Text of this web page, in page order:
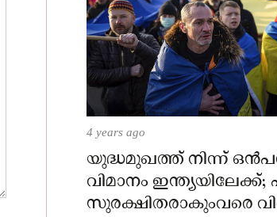
4 years ago
യുദ്ധമുഖത്ത് നിന്ന്
വിമാനം ഇന്ത്യയിലേക്ക്;
സുരക്ഷിതരാകുംവരെ